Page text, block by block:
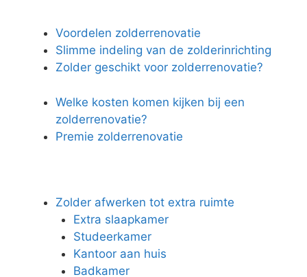
Voordelen zolderrenovatie
Slimme indeling van de zolderinrichting
Zolder geschikt voor zolderrenovatie?
Welke kosten komen kijken bij een
zolderrenovatie?
Premie zolderrenovatie
Zolder afwerken tot extra ruimte
Extra slaapkamer
Studeerkamer
Kantoor aan huis
Badkamer